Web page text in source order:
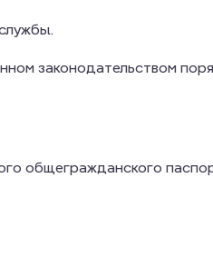
законодательством
общегражданского